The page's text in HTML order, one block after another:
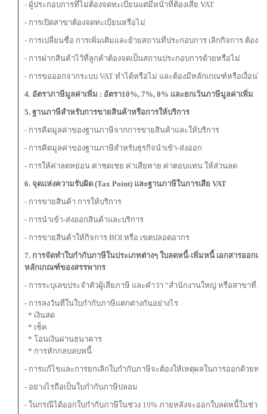
- ผู้ประกอบการที่ไม่ต้องจดทะเบียนแต่มีหน้าที่ต้องเสีย VAT
- การเปิดสาขาต้องจดทะเบียนหรือไม่
- การเปลี่ยนชื่อ การเพิ่มเติมและย้ายสถานที่ประกอบการ เลิกกิจการ ต้องแ
- การฝากสินค้าไว้ที่ลูกค้าต้องจดเป็นสถานประกอบการด้วยหรือไม่
- การขอออกจากระบบ VAT ทำได้หรือไม่ และต้องมีหลักเกณฑ์หรือเงื่อนไ
4. อัตราภาษีมูลค่าเพิ่ม : อัตรา10%, 7%, 0% และยกเว้นภาษีมูลค่าเพิ่ม
5. ฐานภาษีสำหรับการขายสินค้าหรือการให้บริการ
- การคิดมูลค่าของฐานภาษีจากการขายสินค้าและให้บริการ
- การคิดมูลค่าของฐานภาษีสำหรับธุรกิจนำเข้า-ส่งออก
- การให้ค่าลดหย่อน ค่าชดเชย ค่าเสียหาย ค่าตอบแทน ให้ส่วนลด
6. จุดแห่งความรับผิด (Tax Point) และฐานภาษีในการเสีย VAT
- การขายสินค้า การให้บริการ
- การนำเข้า-ส่งออกสินค้าและบริการ
- การขายสินค้าให้กิจการ BOI หรือ เขตปลอดอากร
7. การจัดทำใบกำกับภาษีในประเภทต่างๆ ใบลดหนี้-เพิ่มหนี้ เอกสารออกเ
หลักเกณฑ์ของสรรพากร
- การระบุเลขประจำตัวผู้เสียภาษี และคำว่า “สำนักงานใหญ่ หรือสาขาที่
- การลงวันที่ในใบกำกับภาษีแตกต่างกันอย่างไร
* เงินสด
* เช็ค
* โอนเงินผ่านธนาคาร
* การหักกลบลบหนี้
- การแก้ไขและการยกเลิกใบกำกับภาษีจะต้องให้เหตุผลในการออกด้วยหรื
- อย่างไรถือเป็นใบกำกับภาษีปลอม
- ในกรณีได้ออกใบกำกับภาษีในช่วง 10% ภายหลังจะออกใบลดหนี้ในช่วง